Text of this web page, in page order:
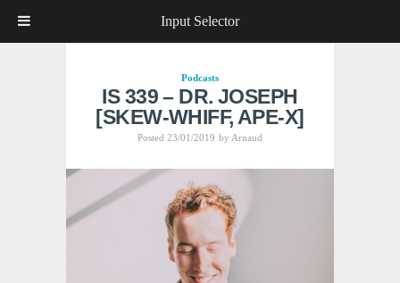
Podcasts
IS 339 – DR. JOSEPH
[SKEW-WHIFF, APE-X]
Posted 23/01/2019 by Arnaud
Input Selector